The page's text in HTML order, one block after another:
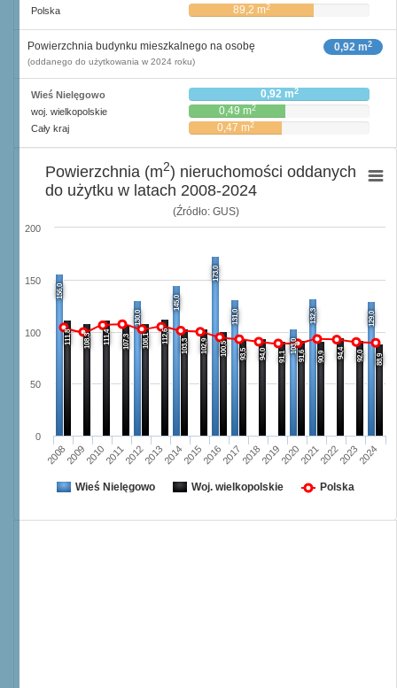
Polska 89,2 m2
0,92 m2
Powierzchnia budynku mieszkalnego na osobę
(oddanego do użytkowania w 2024 roku)
Wieś Nielęgowo 0,92 m2
woj. wielkopolskie 0,49 m2
Cały kraj 0,47 m2
(Źródło: GUS)
156,0
130,0
145,0
173,0
131,0
103,0
132,3
129,0
111,8
108,3 111,4 107,3 108,1 112,6
103,3 102,9 100,5 93,5 94,0 91,1 91,6 90,9 94,4 92,0 88,9
20082009201020112012201320142015201620172018201920202021202220232024
0
50
100
150
200
Powierzchnia (m2) nieruchomości oddanych
do użytku w latach 2008-2024
Wieś Nielęgowo Woj. wielkopolskie Polska